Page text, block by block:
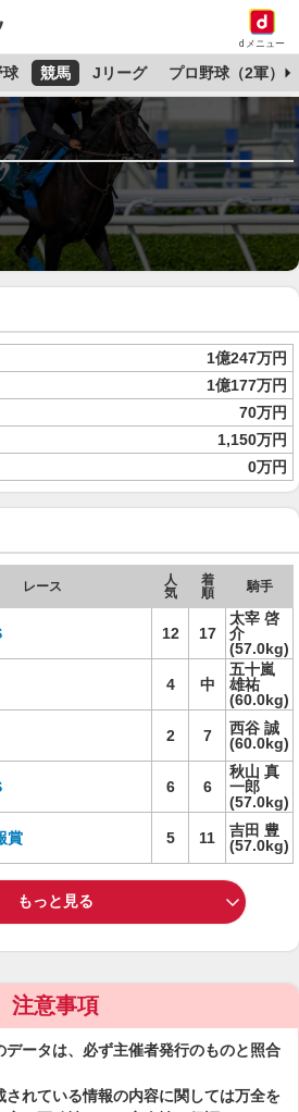
dメニュー
球 競馬 Jリーグ プロ野球（2軍）
1億247万円
1億177万円
70万円
1,150万円
0万円
レース
人
気
着
順
騎手
12 17
太宰 啓
介
(57.0kg)
4 中
五十嵐
雄祐
(60.0kg)
2 7
西谷 誠
(60.0kg)
6 6
秋山 真
一郎
(57.0kg)
賞 5 11
吉田 豊
(57.0kg)
もっと見る
注意事項
ータは、必ず主催者発行のものと照合
れている情報の内容に関しては万全を